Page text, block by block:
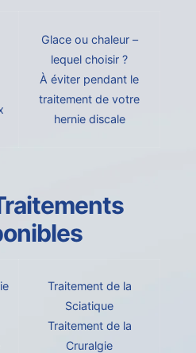
Glace ou chaleur –
lequel choisir ?
À éviter pendant le
traitement de votre
hernie discale
Traitement de la
Sciatique
Traitement de la
Cruralgie